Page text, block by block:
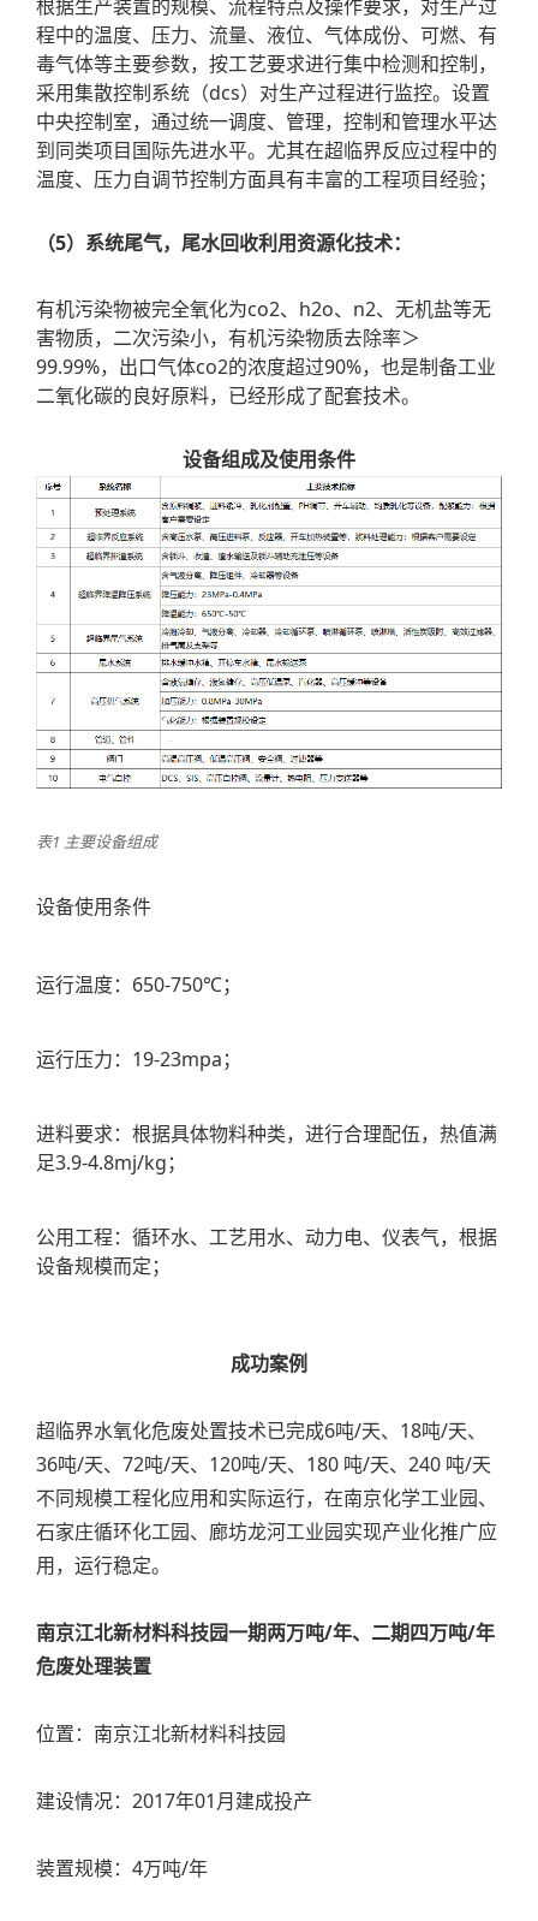
根据生产装置的规模、流程特点及操作要求，对生产过
程中的温度、压力、流量、液位、气体成份、可燃、有
毒气体等主要参数，按工艺要求进行集中检测和控制，
采用集散控制系统（dcs）对生产过程进行监控。设置
中央控制室，通过统一调度、管理，控制和管理水平达
到同类项目国际先进水平。尤其在超临界反应过程中的
温度、压力自调节控制方面具有丰富的工程项目经验；
（5）系统尾气，尾水回收利用资源化技术：
有机污染物被完全氧化为co2、h2o、n2、无机盐等无
害物质，二次污染小，有机污染物质去除率＞
99.99%，出口气体co2的浓度超过90%，也是制备工业
二氧化碳的良好原料，已经形成了配套技术。
设备组成及使用条件
表1 主要设备组成
设备使用条件
运行温度：650-750℃；
运行压力：19-23mpa；
进料要求：根据具体物料种类，进行合理配伍，热值满
足3.9-4.8mj/kg；
公用工程：循环水、工艺用水、动力电、仪表气，根据
设备规模而定；
成功案例
超临界水氧化危废处置技术已完成6吨/天、18吨/天、
36吨/天、72吨/天、120吨/天、180 吨/天、240 吨/天
不同规模工程化应用和实际运行，在南京化学工业园、
石家庄循环化工园、廊坊龙河工业园实现产业化推广应
用，运行稳定。
南京江北新材料科技园一期两万吨/年、二期四万吨/年
危废处理装置
位置：南京江北新材料科技园
建设情况：2017年01月建成投产
装置规模：4万吨/年